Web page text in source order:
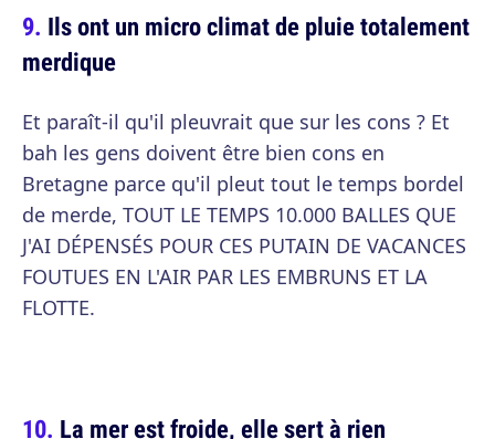
Ils ont un micro climat de pluie totalement
merdique
Et paraît-il qu'il pleuvrait que sur les cons ? Et
bah les gens doivent être bien cons en
Bretagne parce qu'il pleut tout le temps bordel
de merde, TOUT LE TEMPS 10.000 BALLES QUE
J'AI DÉPENSÉS POUR CES PUTAIN DE VACANCES
FOUTUES EN L'AIR PAR LES EMBRUNS ET LA
FLOTTE.
La mer est froide, elle sert à rien